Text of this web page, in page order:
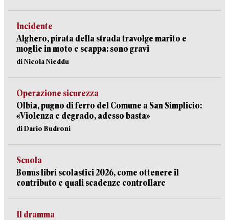
Incidente
Alghero, pirata della strada travolge marito e
moglie in moto e scappa: sono gravi
di Nicola Nieddu
Operazione sicurezza
Olbia, pugno di ferro del Comune a San Simplicio:
«Violenza e degrado, adesso basta»
di Dario Budroni
Scuola
Bonus libri scolastici 2026, come ottenere il
contributo e quali scadenze controllare
Il dramma